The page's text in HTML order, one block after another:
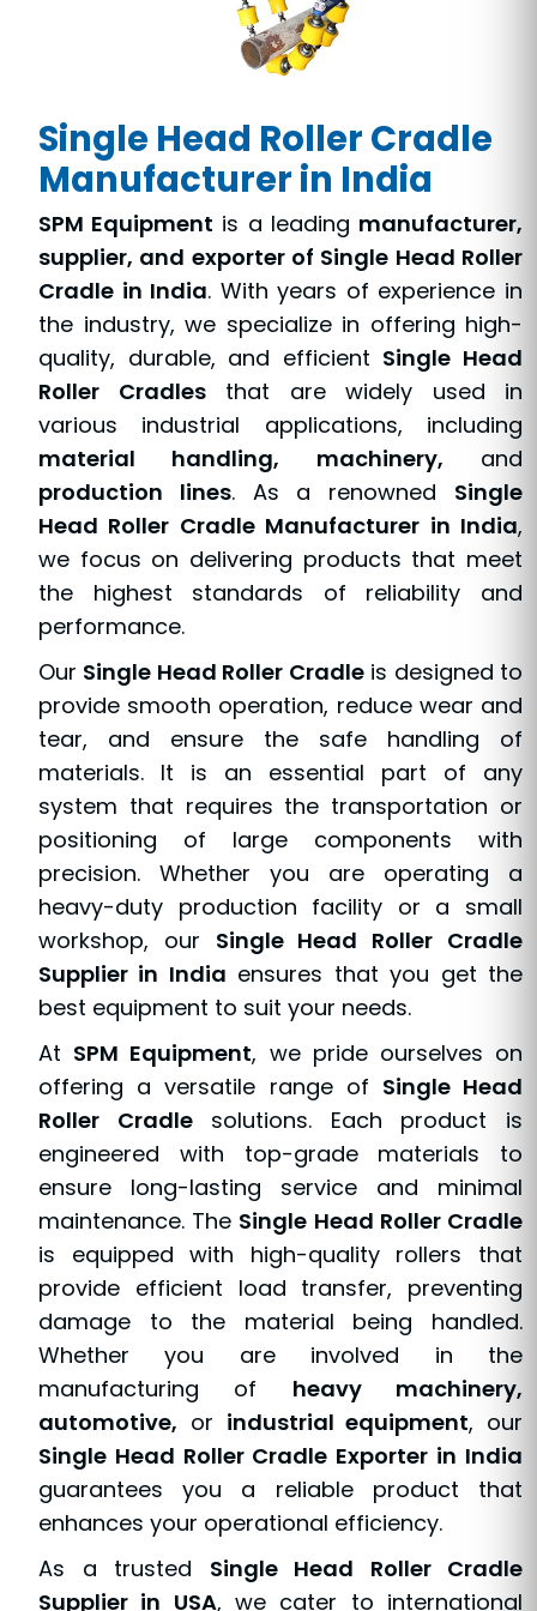
Single Head Roller Cradle
Manufacturer in India
SPM Equipment is a leading manufacturer,
supplier, and exporter of Single Head Roller
Cradle in India. With years of experience in
the industry, we specialize in offering high-
quality, durable, and efficient Single Head
Roller Cradlesthat are widely used in
various industrial applications, including
material handling, machinery, and
production lines. As a renowned Single
Head Roller Cradle Manufacturer in India,
we focus on delivering products that meet
the highest standards of reliability and
performance.
Our Single Head Roller Cradleis designed to
provide smooth operation, reduce wear and
tear, and ensure the safe handling of
materials. It is an essential part of any
system that requires the transportation or
positioning of large components with
precision. Whether you are operating a
heavy-duty production facility or a small
workshop, our Single Head Roller Cradle
Supplier in India ensures that you get the
best equipment to suit your needs.
At SPM Equipment, we pride ourselves on
offering a versatile range of Single Head
Roller Cradlesolutions. Each product is
engineered with top-grade materials to
ensure long-lasting service and minimal
maintenance. The Single Head Roller Cradle
is equipped with high-quality rollers that
provide efficient load transfer, preventing
damage to the material being handled.
Whether you are involved in the
manufacturing of heavy machinery,
automotive, or industrial equipment, our
Single Head Roller Cradle Exporter in India
guarantees you a reliable product that
enhances your operational efficiency.
As a trusted Single Head Roller Cradle
Supplier in USA, we cater to international